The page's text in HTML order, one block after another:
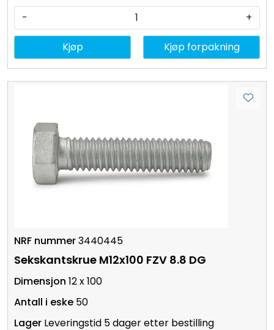
- +
Kjøp Kjøp forpakning
3440445
Sekskantskrue M12x100 FZV 8.8 DG
12 x 100
50
Leveringstid 5 dager etter bestilling